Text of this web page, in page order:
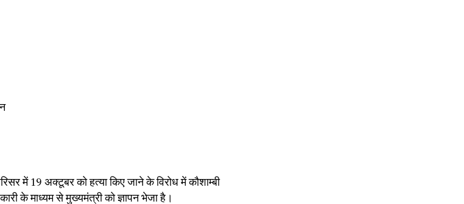
में 19 अक्टूबर को हत्या किए जाने के विरोध में कौशाम्बी
के माध्यम से मुख्यमंत्री को ज्ञापन भेजा है।